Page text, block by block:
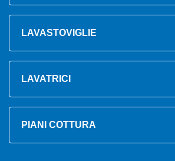
LAVASTOVIGLIE
LAVATRICI
PIANI COTTURA